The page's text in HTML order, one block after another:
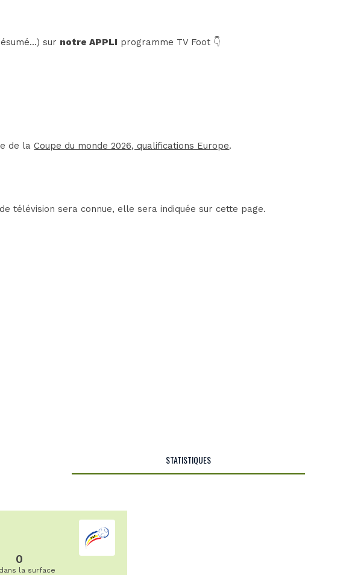
sur notre APPLI programme TV Foot 👇
de laCoupe du monde 2026, qualifications Europe.
télévision sera connue, elle sera indiquée sur cette page.
STATISTIQUES
0
la surface